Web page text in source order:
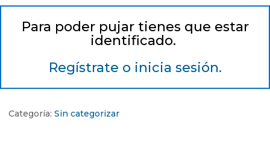
Para poder pujar tienes que estar
identificado.
Regístrate o inicia sesión.
Categoría: Sin categorizar